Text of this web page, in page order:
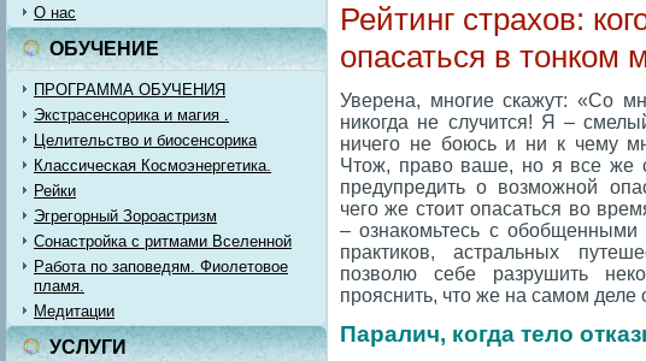
О нас
ОБУЧЕНИЕ
ПРОГРАММА ОБУЧЕНИЯ
Экстрасенсорика и магия .
Целительство и биосенсорика
Классическая Космоэнергетика.
Рейки
Эгрегорный Зороастризм
Сонастройка с ритмами Вселенной
Работа по заповедям. Фиолетовое
пламя.
Медитации
УСЛУГИ
Рейтинг страхов:
опасаться в тонком
Уверена, многие скажут: «Со
никогда не случится! Я –
ничего не боюсь и ни к чему
Чтож, право ваше, но я все же
предупредить о возможной
чего же стоит опасаться во
– ознакомьтесь с
практиков, астральных
позволю себе разрушить
прояснить, что же на самом
Паралич, когда тело